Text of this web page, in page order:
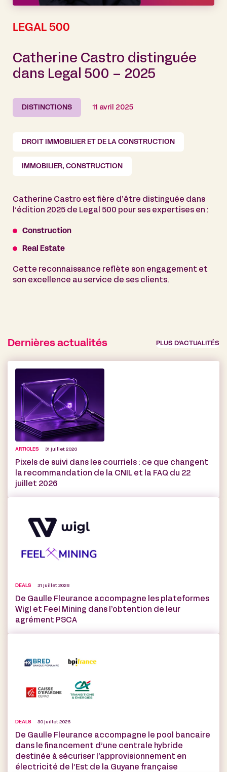
LEGAL 500
Catherine Castro distinguée
dans Legal 500 – 2025
DISTINCTIONS 11 avril 2025
DROIT IMMOBILIER ET DE LA CONSTRUCTION
IMMOBILIER, CONSTRUCTION
Catherine Castro est fière d’être distinguée dans
l’édition 2025 de Legal 500 pour ses expertises en :
Construction
Real Estate
Cette reconnaissance reflète son engagement et
son excellence au service de ses clients.
Dernières actualités PLUS D’ACTUALITÉS
ARTICLES 31 juillet 2026
Pixels de suivi dans les courriels : ce que changent
la recommandation de la CNIL et la FAQ du 22
juillet 2026
DEALS 31 juillet 2026
De Gaulle Fleurance accompagne les plateformes
Wigl et Feel Mining dans l’obtention de leur
agrément PSCA
DEALS 30 juillet 2026
De Gaulle Fleurance accompagne le pool bancaire
dans le financement d’une centrale hybride
destinée à sécuriser l’approvisionnement en
électricité de l’Est de la Guyane française